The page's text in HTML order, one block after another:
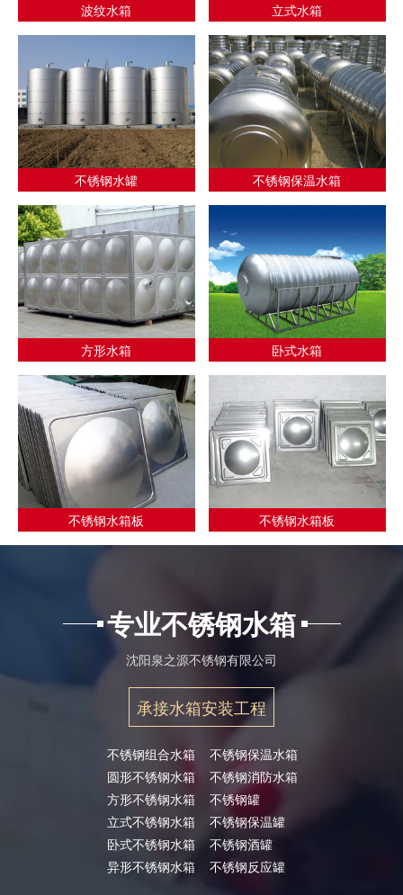
波纹水箱 立式水箱
不锈钢水罐 不锈钢保温水箱
方形水箱 卧式水箱
不锈钢水箱板 不锈钢水箱板
专业不锈钢水箱
沈阳泉之源不锈钢有限公司
承接水箱安装工程
不锈钢组合水箱
圆形不锈钢水箱
方形不锈钢水箱
立式不锈钢水箱
卧式不锈钢水箱
异形不锈钢水箱
不锈钢保温水箱
不锈钢消防水箱
不锈钢罐
不锈钢保温罐
不锈钢酒罐
不锈钢反应罐